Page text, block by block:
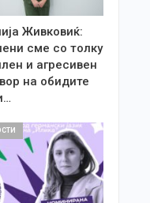
Живковиќ:
сме со толку
и агресивен
на обидите